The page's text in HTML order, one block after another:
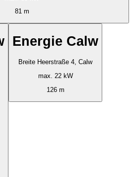
81 m
Energie Calw
Breite Heerstraße 4, Calw
max. 22 kW
126 m